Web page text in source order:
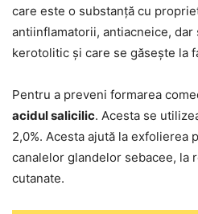
care este o substanță cu
antiinflamatorii, antiacneice,
kerotolitic și care se găsește la
Pentru a preveni formarea
acidul salicilic. Acesta se
2,0%. Acesta ajută la exfolierea
canalelor glandelor sebacee, la
cutanate.